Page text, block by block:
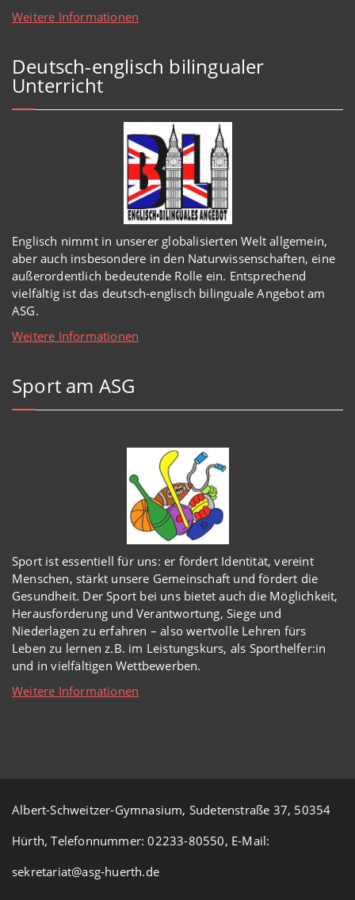
Weitere Informationen
Deutsch-englisch bilingualer
Unterricht
Englisch nimmt in unserer globalisierten Welt allgemein,
aber auch insbesondere in den Naturwissenschaften, eine
außerordentlich bedeutende Rolle ein. Entsprechend
vielfältig ist das deutsch-englisch bilinguale Angebot am
ASG.
Weitere Informationen
Sport am ASG
Sport ist essentiell für uns: er fördert Identität, vereint
Menschen, stärkt unsere Gemeinschaft und fördert die
Gesundheit. Der Sport bei uns bietet auch die Möglichkeit,
Herausforderung und Verantwortung, Siege und
Niederlagen zu erfahren – also wertvolle Lehren fürs
Leben zu lernen z.B. im Leistungskurs, als Sporthelfer:in
und in vielfältigen Wettbewerben.
Weitere Informationen
Albert-Schweitzer-Gymnasium, Sudetenstraße 37, 50354
Hürth, Telefonnummer: 02233-80550, E-Mail:
sekretariat@asg-huerth.de